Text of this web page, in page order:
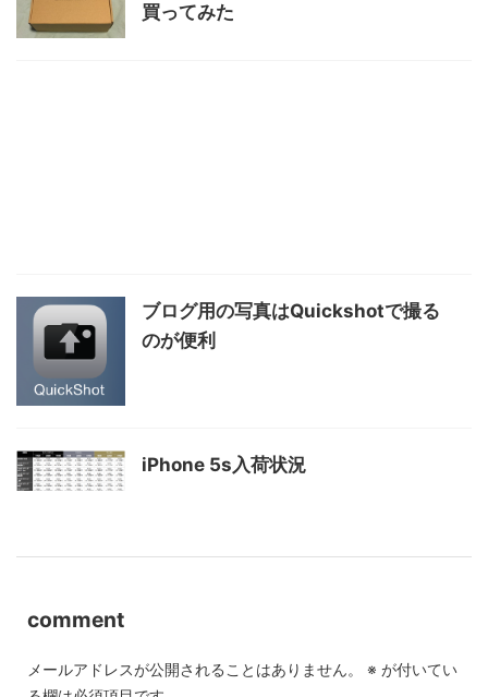
買ってみた
ブログ用の写真はQuickshotで撮る
のが便利
iPhone 5s入荷状況
comment
メールアドレスが公開されることはありません。 ※ が付いてい